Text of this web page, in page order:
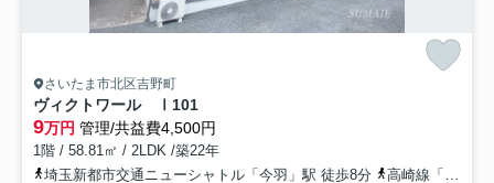
さいたま市北区吉野町
ヴィクトワール Ⅰ 101
9万円 管理/共益費4,500円
1階 / 58.81㎡ / 2LDK /築22年
埼玉新都市交通ニューシャトル「今羽」駅 徒歩8分
高崎線「宮原」駅 徒歩18分